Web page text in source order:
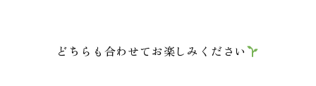
どちらも合わせてお楽しみください